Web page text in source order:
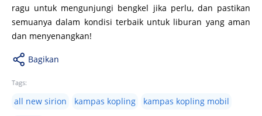
ragu untuk mengunjungi bengkel jika perlu, dan pastikan
semuanya dalam kondisi terbaik untuk liburan yang aman
dan menyenangkan!
Bagikan
Tags:
all new sirion kampas kopling
kampas kopling mobil